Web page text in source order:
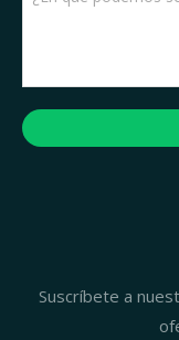
Suscríbete a